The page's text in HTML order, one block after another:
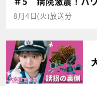
8月4日(火)放送分